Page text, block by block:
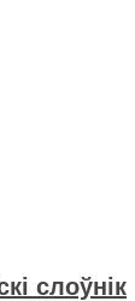
слоўнік